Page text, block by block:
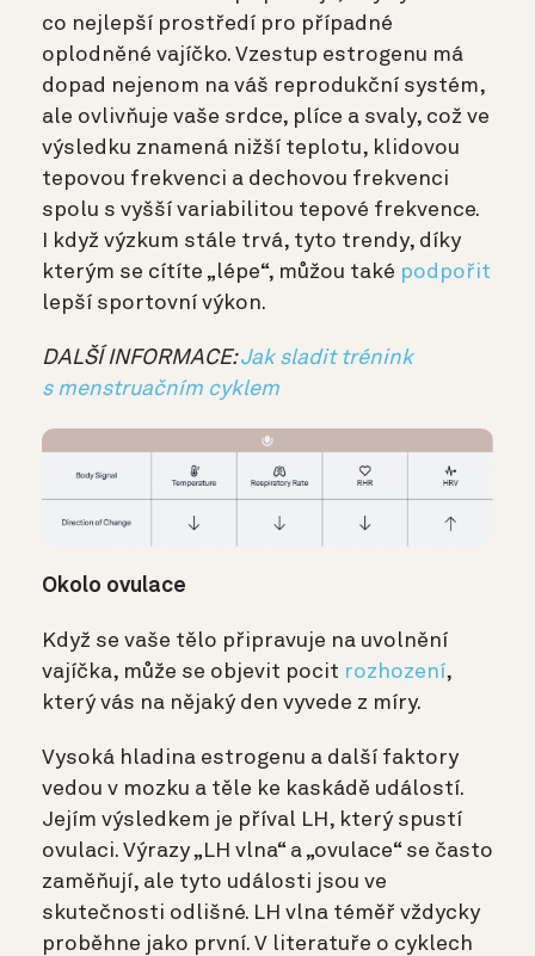
co nejlepší prostředí pro případné
oplodněné vajíčko. Vzestup estrogenu má
dopad nejenom na váš reprodukční systém,
ale ovlivňuje vaše srdce, plíce a svaly, což ve
výsledku znamená nižší teplotu, klidovou
tepovou frekvenci a dechovou frekvenci
spolu s vyšší variabilitou tepové frekvence.
I když výzkum stále trvá, tyto trendy, díky
kterým se cítíte „lépe“, můžou také podpořit
lepší sportovní výkon.
DALŠÍ INFORMACE:Jak sladit trénink
s menstruačním cyklem
Okolo ovulace
Když se vaše tělo připravuje na uvolnění
vajíčka, může se objevit pocit rozhození,
který vás na nějaký den vyvede z míry.
Vysoká hladina estrogenu a další faktory
vedou v mozku a těle ke kaskádě událostí.
Jejím výsledkem je příval LH, který spustí
ovulaci. Výrazy „LH vlna“ a „ovulace“ se často
zaměňují, ale tyto události jsou ve
skutečnosti odlišné. LH vlna téměř vždycky
proběhne jako první. V literatuře o cyklech